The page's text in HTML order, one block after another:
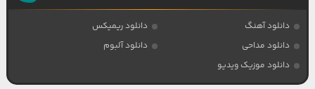
دانلود آهنگ
دانلود ریمیکس
دانلود مداحی
دانلود آلبوم
دانلود موزیک ویدیو